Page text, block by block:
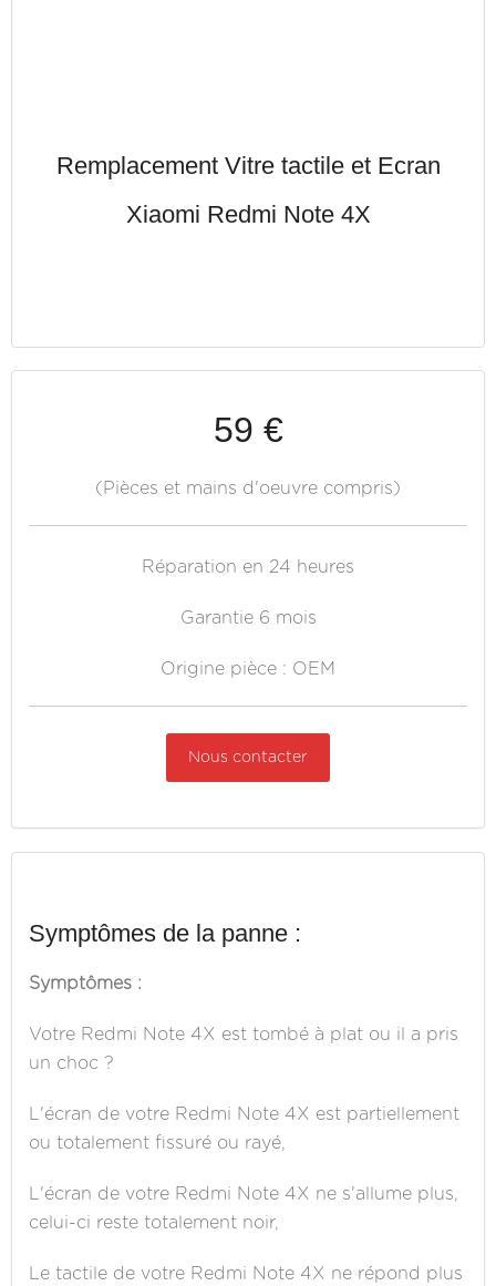
Remplacement Vitre tactile et Ecran
Xiaomi Redmi Note 4X
59 €
(Pièces et mains d'oeuvre compris)
Réparation en 24 heures
Garantie 6 mois
Origine pièce : OEM
Nous contacter
Symptômes de la panne :
Symptômes :
Votre Redmi Note 4X est tombé à plat ou il a pris
un choc ?
L'écran de votre Redmi Note 4X est partiellement
ou totalement fissuré ou rayé,
L'écran de votre Redmi Note 4X ne s'allume plus,
celui-ci reste totalement noir,
Le tactile de votre Redmi Note 4X ne répond plus